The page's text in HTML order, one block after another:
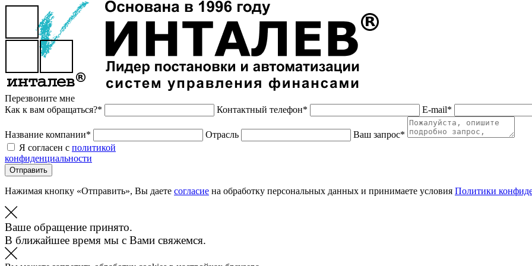
Перезвоните мне
Как к вам обращаться?*
Контактный телефон* E-mail*
Название компании* Отрасль
Ваш запрос*
Я согласен с политикой
конфиденциальности
Отправить
Нажимая кнопку «Отправить», Вы даете согласие на обработку персональных данных и принимаете условия Политики
Ваше обращение принято.
В ближайшее время мы с Вами свяжемся.